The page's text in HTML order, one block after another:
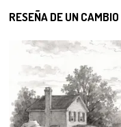
RESEÑA DE UN